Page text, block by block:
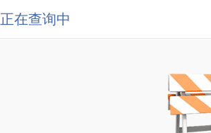
正在查询中